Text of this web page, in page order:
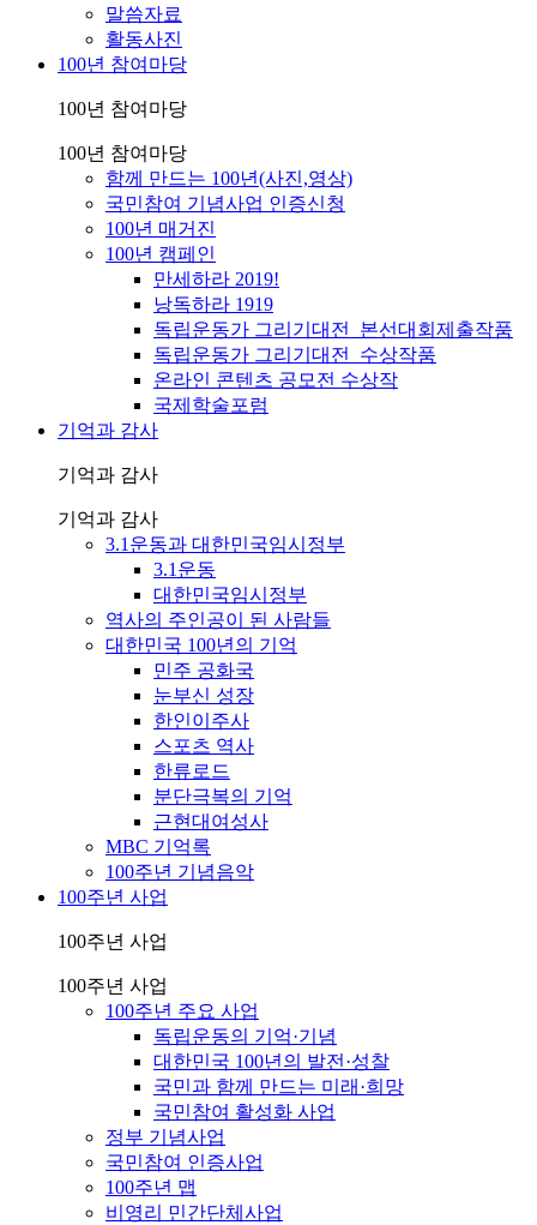
말씀자료
활동사진
100년 참여마당
100년 참여마당
100년 참여마당
함께 만드는 100년(사진,영상)
국민참여 기념사업 인증신청
100년 매거진
100년 캠페인
만세하라 2019!
낭독하라 1919
독립운동가 그리기대전_본선대회제출작품
독립운동가 그리기대전_수상작품
온라인 콘텐츠 공모전 수상작
국제학술포럼
기억과 감사
기억과 감사
기억과 감사
3.1운동과 대한민국임시정부
3.1운동
대한민국임시정부
역사의 주인공이 된 사람들
대한민국 100년의 기억
민주 공화국
눈부신 성장
한인이주사
스포츠 역사
한류로드
분단극복의 기억
근현대여성사
MBC 기억록
100주년 기념음악
100주년 사업
100주년 사업
100주년 사업
100주년 주요 사업
독립운동의 기억·기념
대한민국 100년의 발전·성찰
국민과 함께 만드는 미래·희망
국민참여 활성화 사업
정부 기념사업
국민참여 인증사업
100주년 맵
비영리 민간단체사업